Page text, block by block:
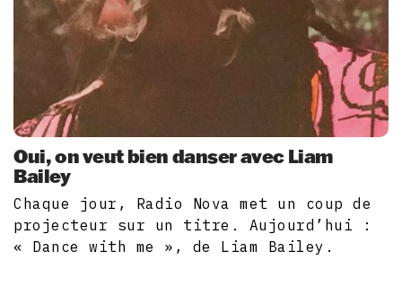
Oui, on veut bien danser avec Liam
Bailey
Chaque jour, Radio Nova met un coup de
projecteur sur un titre. Aujourd’hui :
« Dance with me », de Liam Bailey.